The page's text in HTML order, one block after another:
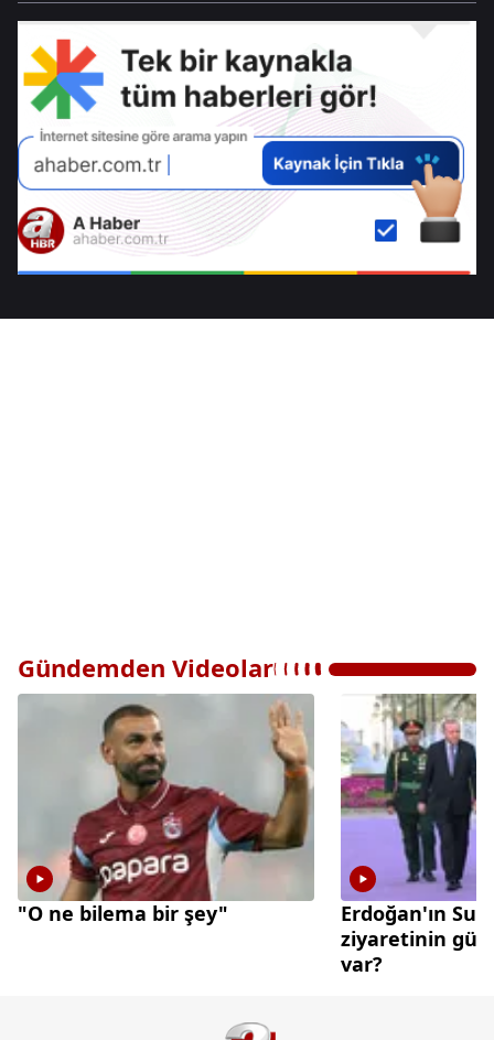
Gündemden Videolar
"O ne bilema bir şey"
Erdoğan'ın
ziyaretinin
var?